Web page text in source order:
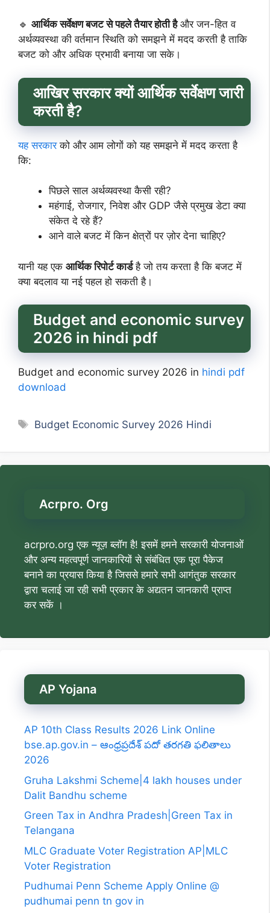
🔹 आर्थिक सर्वेक्षण बजट से पहले तैयार होती हैऔर जन-हित व
अर्थव्यवस्था की वर्तमान स्थिति को समझने में मदद करती है ताकि
बजट को और अधिक प्रभावी बनाया जा सके।
आखिर सरकार क्यों आर्थिक सर्वेक्षण जारी
करती है?
यह सरकारको और आम लोगों को यह समझने में मदद करता है
कि:
पिछले साल अर्थव्यवस्था कैसी रही?
महंगाई, रोजगार, निवेश और GDP जैसे प्रमुख डेटा क्या
संकेत दे रहे हैं?
आने वाले बजट में किन क्षेत्रों पर ज़ोर देना चाहिए?
यानी यह एक आर्थिक रिपोर्ट कार्डहै जो तय करता है कि बजट में
क्या बदलाव या नई पहल हो सकती है।
Budget and economic survey
2026 in hindi pdf
Budget and economic survey 2026 in hindi pdf
download
Tags
Budget Economic Survey 2026 Hindi
Acrpro. Org
acrpro.org एक न्यूज़ ब्लॉग है! इसमें हमने सरकारी योजनाओं
और अन्य महत्वपूर्ण जानकारियों से संबंधित एक पूरा पैकेज
बनाने का प्रयास किया है जिससे हमारे सभी आगंतुक सरकार
द्वारा चलाई जा रही सभी प्रकार के अद्यतन जानकारी प्राप्त
कर सकें ।
AP Yojana
AP 10th Class Results 2026 Link Online
bse.ap.gov.in – ఆంధ్రప్రదేశ్ పదో తరగతి ఫలితాలు
2026
Gruha Lakshmi Scheme|4 lakh houses under
Dalit Bandhu scheme
Green Tax in Andhra Pradesh|Green Tax in
Telangana
MLC Graduate Voter Registration AP|MLC
Voter Registration
Pudhumai Penn Scheme Apply Online @
pudhumai penn tn gov in